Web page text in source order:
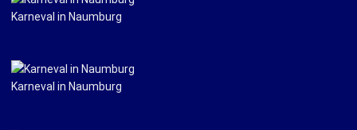
Karneval in Naumburg
Karneval in Naumburg